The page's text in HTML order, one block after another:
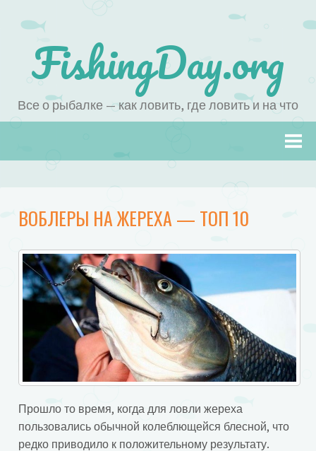
FishingDay.org
Все о рыбалке — как ловить, где ловить и на что
ВОБЛЕРЫ НА ЖЕРЕХА — ТОП 10
Прошло то время, когда для ловли жереха
пользовались обычной колеблющейся блесной, что
редко приводило к положительному результату.